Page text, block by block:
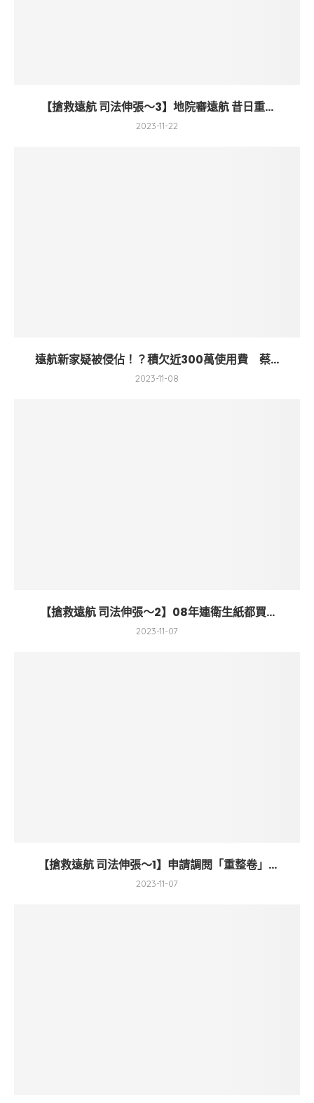
【搶救遠航 司法伸張～3】地院審遠航 昔日重...
2023-11-22
遠航新家疑被侵佔！？積欠近300萬使用費 蔡...
2023-11-08
【搶救遠航 司法伸張～2】08年連衛生紙都買...
2023-11-07
【搶救遠航 司法伸張～1】申請調閱「重整卷」...
2023-11-07